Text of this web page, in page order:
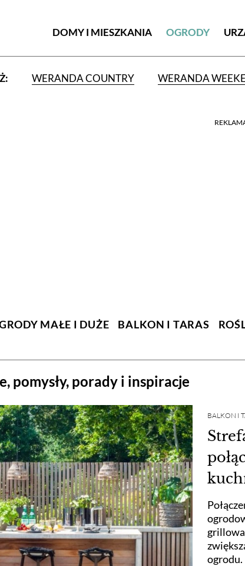
DOMY I MIESZKANIA OGRODY
WERANDA COUNTRY WERANDA
MAŁE I DUŻE BALKON I TARAS
pomysły, porady i inspiracje
BALKON I
ogrodu.